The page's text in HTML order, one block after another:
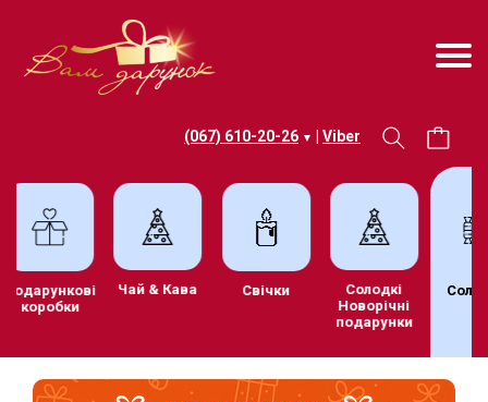
(067) 610-20-26 ▼ Viber
Подарункові
коробки
Чай & Кава Свічки
Солодкі
Новорічні
подарунки